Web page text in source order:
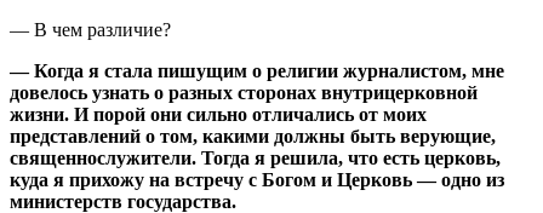
— В чем различие?
— Когда я стала пишущим о религии журналистом, мне
довелось узнать о разных сторонах внутрицерковной
жизни. И порой они сильно отличались от моих
представлений о том, какими должны быть верующие,
священнослужители. Тогда я решила, что есть церковь,
куда я прихожу на встречу с Богом и Церковь — одно из
министерств государства.